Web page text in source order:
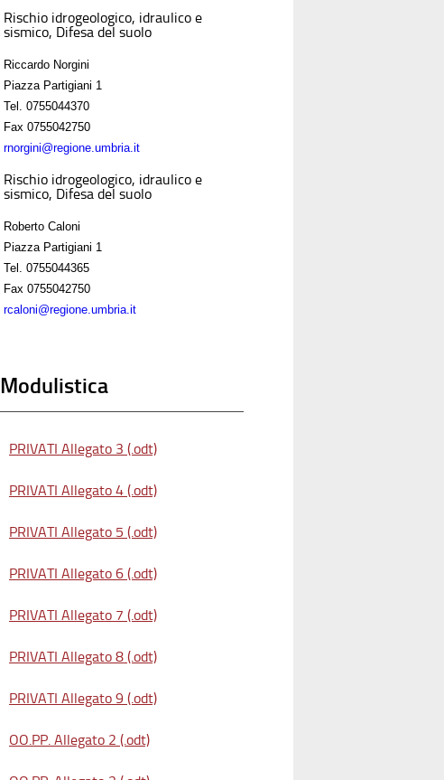
Rischio idrogeologico, idraulico e
sismico, Difesa del suolo
Riccardo Norgini
Piazza Partigiani 1
Tel.
0755044370
Fax 0755042750
rnorgini@regione.umbria.it
Rischio idrogeologico, idraulico e
sismico, Difesa del suolo
Roberto Caloni
Piazza Partigiani 1
Tel.
0755044365
Fax 0755042750
rcaloni@regione.umbria.it
Modulistica
PRIVATI Allegato 3 (.odt)
PRIVATI Allegato 4 (.odt)
PRIVATI Allegato 5 (.odt)
PRIVATI Allegato 6 (.odt)
PRIVATI Allegato 7 (.odt)
PRIVATI Allegato 8 (.odt)
PRIVATI Allegato 9 (.odt)
OO.PP. Allegato 2 (.odt)